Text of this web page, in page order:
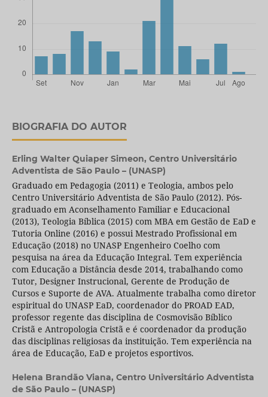
BIOGRAFIA DO AUTOR
Erling Walter Quiaper Simeon, Centro Universitário
Adventista de São Paulo – (UNASP)
Graduado em Pedagogia (2011) e Teologia, ambos pelo
Centro Universitário Adventista de São Paulo (2012). Pós-
graduado em Aconselhamento Familiar e Educacional
(2013), Teologia Bíblica (2015) com MBA em Gestão de EaD e
Tutoria Online (2016) e possui Mestrado Profissional em
Educação (2018) no UNASP Engenheiro Coelho com
pesquisa na área da Educação Integral. Tem experiência
com Educação a Distância desde 2014, trabalhando como
Tutor, Designer Instrucional, Gerente de Produção de
Cursos e Suporte de AVA. Atualmente trabalha como diretor
espiritual do UNASP EaD, coordenador do PROAD EAD,
professor regente das disciplina de Cosmovisão Bíblico
Cristã e Antropologia Cristã e é coordenador da produção
das disciplinas religiosas da instituição. Tem experiência na
área de Educação, EaD e projetos esportivos.
Helena Brandão Viana, Centro Universitário Adventista
de São Paulo – (UNASP)